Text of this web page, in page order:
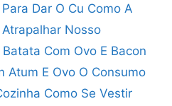
Dar O Cu Como A
Nosso
Com Ovo E Bacon
Atum E Ovo O Consumo
Como Se Vestir